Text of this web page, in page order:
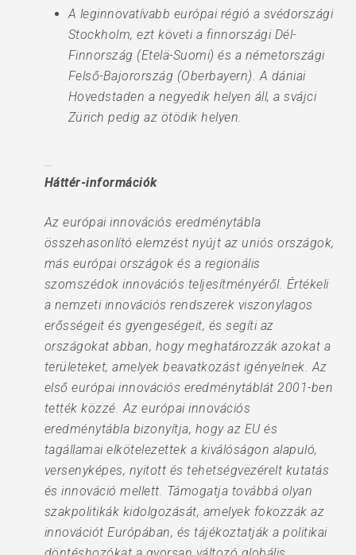
A leginnovatívabb európai régió a svédországi
Stockholm, ezt követi a finnországi Dél-
Finnország (Etelä-Suomi) és a németországi
Felső-Bajorország (Oberbayern). A dániai
Hovedstaden a negyedik helyen áll, a svájci
Zürich pedig az ötödik helyen.
…
Háttér-információk
Az európai innovációs eredménytábla
összehasonlító elemzést nyújt az uniós országok,
más európai országok és a regionális
szomszédok innovációs teljesítményéről. Értékeli
a nemzeti innovációs rendszerek viszonylagos
erősségeit és gyengeségeit, és segíti az
országokat abban, hogy meghatározzák azokat a
területeket, amelyek beavatkozást igényelnek. Az
első európai innovációs eredménytáblát 2001-ben
tették közzé. Az európai innovációs
eredménytábla bizonyítja, hogy az EU és
tagállamai elkötelezettek a kiválóságon alapuló,
versenyképes, nyitott és tehetségvezérelt kutatás
és innováció mellett. Támogatja továbbá olyan
szakpolitikák kidolgozását, amelyek fokozzák az
innovációt Európában, és tájékoztatják a politikai